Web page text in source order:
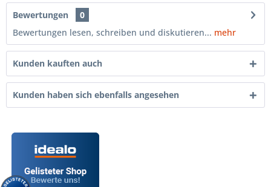
Bewertungen
0
Bewertungen lesen, schreiben und diskutieren... mehr
Kunden kauften auch
Kunden haben sich ebenfalls angesehen